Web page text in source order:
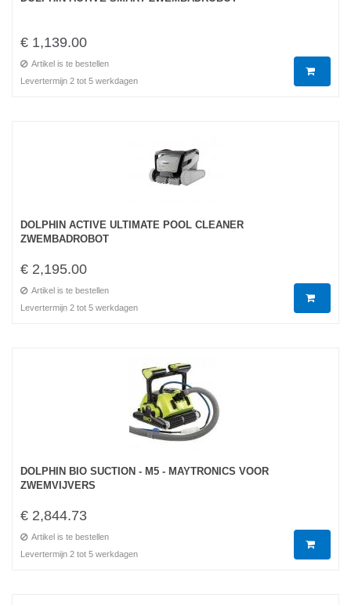
€ 1,139.00
Artikel is te bestellen
Levertermijn 2 tot 5 werkdagen
DOLPHIN ACTIVE ULTIMATE POOL CLEANER
ZWEMBADROBOT
€ 2,195.00
Artikel is te bestellen
Levertermijn 2 tot 5 werkdagen
DOLPHIN BIO SUCTION - M5 - MAYTRONICS VOOR
ZWEMVIJVERS
€ 2,844.73
Artikel is te bestellen
Levertermijn 2 tot 5 werkdagen